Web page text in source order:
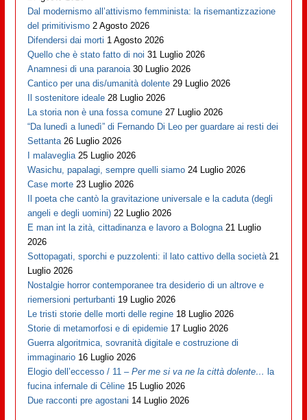
Dal modernismo all’attivismo femminista: la risemantizzazione
del primitivismo 2 Agosto 2026
Difendersi dai morti 1 Agosto 2026
Quello che è stato fatto di noi 31 Luglio 2026
Anamnesi di una paranoia 30 Luglio 2026
Cantico per una dis/umanità dolente 29 Luglio 2026
Il sostenitore ideale 28 Luglio 2026
La storia non è una fossa comune 27 Luglio 2026
“Da lunedì a lunedì” di Fernando Di Leo per guardare ai resti dei
Settanta 26 Luglio 2026
I malaveglia 25 Luglio 2026
Wasichu, papalagi, sempre quelli siamo 24 Luglio 2026
Case morte 23 Luglio 2026
Il poeta che cantò la gravitazione universale e la caduta (degli
angeli e degli uomini) 22 Luglio 2026
E man int la zità, cittadinanza e lavoro a Bologna 21 Luglio
2026
Sottopagati, sporchi e puzzolenti: il lato cattivo della società 21
Luglio 2026
Nostalgie horror contemporanee tra desiderio di un altrove e
riemersioni perturbanti 19 Luglio 2026
Le tristi storie delle morti delle regine 18 Luglio 2026
Storie di metamorfosi e di epidemie 17 Luglio 2026
Guerra algoritmica, sovranità digitale e costruzione di
immaginario 16 Luglio 2026
Elogio dell’eccesso / 11 –Per me si va ne la città dolente… la
fucina infernale di Cèline 15 Luglio 2026
Due racconti pre agostani 14 Luglio 2026